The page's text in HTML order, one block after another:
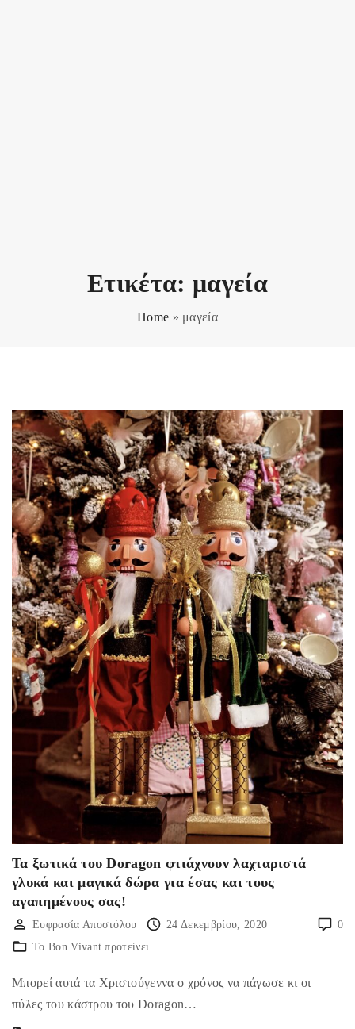
Ετικέτα: μαγεία
Home » μαγεία
Τα ξωτικά του Doragon φτιάχνουν λαχταριστά
γλυκά και μαγικά δώρα για έσας και τους
αγαπημένους σας!
0
Ευφρασία Αποστόλου
24 Δεκεμβρίου, 2020
Το Bon Vivant προτείνει
Μπορεί αυτά τα Χριστούγεννα ο χρόνος να πάγωσε κι οι
πύλες του κάστρου του Doragon…